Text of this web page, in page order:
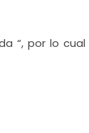
“, por lo